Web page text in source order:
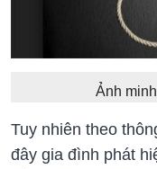
Ảnh
Tuy nhiên theo
đây gia đình phát